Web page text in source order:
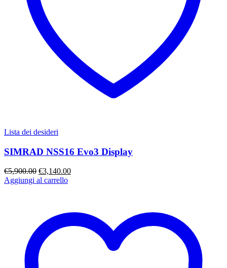
Lista dei desideri
SIMRAD NSS16 Evo3 Display
€5,900.00 Il
prezzo
€3,140.00Il
Aggiungi al carrello